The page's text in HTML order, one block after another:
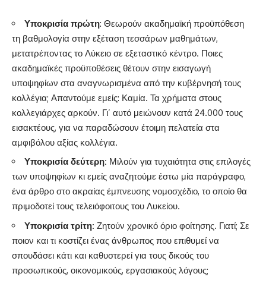
Υποκρισία πρώτη: Θεωρούν ακαδημαϊκή προϋπόθεση
τη βαθμολογία στην εξέταση τεσσάρων μαθημάτων,
μετατρέποντας το Λύκειο σε εξεταστικό κέντρο. Ποιες
ακαδημαϊκές προϋποθέσεις θέτουν στην εισαγωγή
υποψηφίων στα αναγνωρισμένα από την κυβέρνησή τους
κολλέγια; Απαντούμε εμείς: Καμία. Τα χρήματα στους
κολλεγιάρχες αρκούν. Γι’ αυτό μειώνουν κατά 24.000 τους
εισακτέους, για να παραδώσουν έτοιμη πελατεία στα
αμφιβόλου αξίας κολλέγια.
Υποκρισία δεύτερη: Μιλούν για τυχαιότητα στις επιλογές
των υποψηφίων κι εμείς αναζητούμε έστω μία παράγραφο,
ένα άρθρο στο ακραίας έμπνευσης νομοσχέδιο, το οποίο θα
πριμοδοτεί τους τελειόφοιτους του Λυκείου.
Υποκρισία τρίτη: Ζητούν χρονικό όριο φοίτησης. Γιατί; Σε
ποιον και τι κοστίζει ένας άνθρωπος που επιθυμεί να
σπουδάσει κάτι και καθυστερεί για τους δικούς του
προσωπικούς, οικονομικούς, εργασιακούς λόγους;